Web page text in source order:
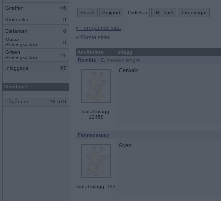
Giraffen 46
Krokodilen 0
Elefanten
0
Musen
Böjningslistan
0
Grisen
Böjningslistan
21
Inloggade 67
Mobilspel
Pågående 18 510
Snack Support Ordlekar IRL-spel Turneringar
« Föregående sida
« Första sidan
Användare
Inlägg
Rombis - Ej medlem längre
Antal inlägg:
12458
Catwalk
Fennecstasy
Antal inlägg: 123
Scen